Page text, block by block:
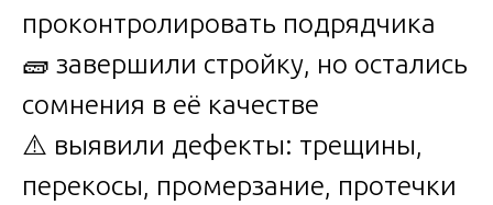
проконтролировать подрядчика
🧱 завершили стройку, но остались
сомнения в её качестве
⚠️ выявили дефекты: трещины,
перекосы, промерзание, протечки